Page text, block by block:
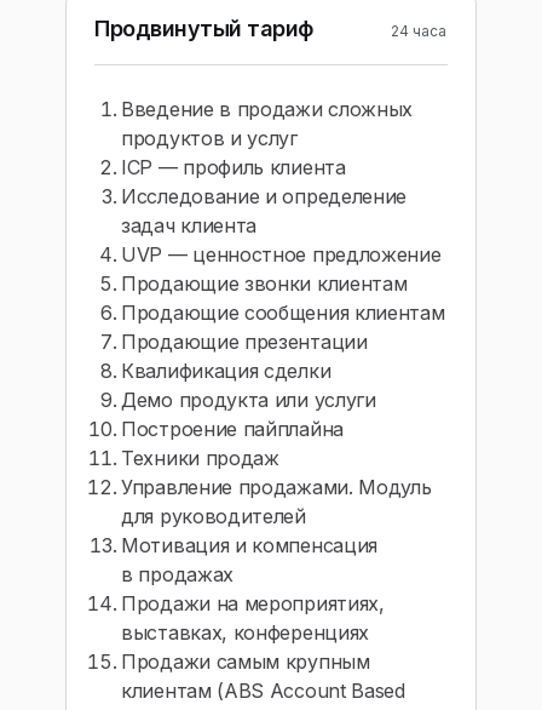
24 часа
Введение в продажи сложных
продуктов и услуг
ICP — профиль клиента
Исследование и определение
задач клиента
UVP — ценностное предложение
Продающие звонки клиентам
Продающие сообщения клиентам
Продающие презентации
Квалификация сделки
Демо продукта или услуги
Построение пайплайна
Техники продаж
Управление продажами. Модуль
для руководителей
Мотивация и компенсация
в продажах
Продажи на мероприятиях,
выставках, конференциях
Продажи самым крупным
клиентам (ABS Account Based
Продвинутый тариф